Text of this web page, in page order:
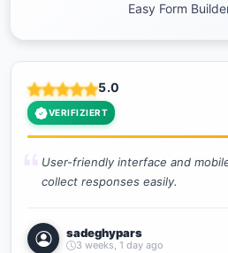
Easy Form
5.0
VERIFIZIERT
User-friendly interface and
collect responses easily.
sadeghypars
3 weeks, 1 day ago